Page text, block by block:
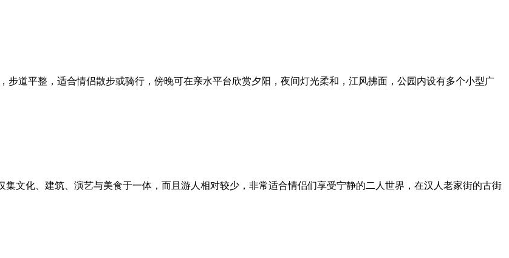
步道平整，适合情侣散步或骑行，傍晚可在亲水平台欣赏夕阳，夜间灯光柔和，江风拂面，公园内设有多个小型广
文化、建筑、演艺与美食于一体，而且游人相对较少，非常适合情侣们享受宁静的二人世界，在汉人老家街的古街